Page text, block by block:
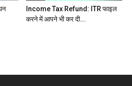
Income Tax Refund: ITR फाइल
करने में आपने भी कर दी...